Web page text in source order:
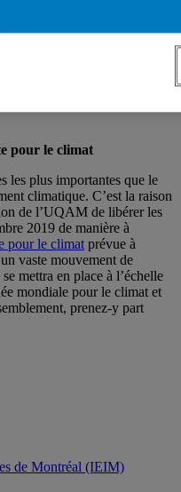
ordre commercial
depuis l’impasse des
du commerce
pour le climat
les plus importantes que le
climatique. C’est la raison
de l’UQAM de libérer les
2019 de manière à
pour le climat prévue à
vaste mouvement de
mettra en place à l’échelle
mondiale pour le climat et
prenez-y part
de Montréal (IEIM)